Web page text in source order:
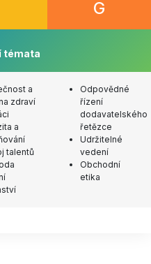
G
témata
a
zdraví
a
talentů
Odpovědné
řízení
dodavatelského
řetězce
Udržitelné
vedení
Obchodní
etika